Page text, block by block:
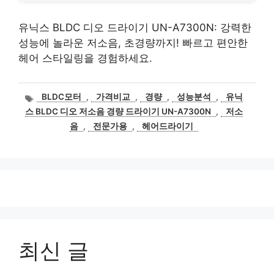
유닉스 BLDC 디오 드라이기 UN-A7300N: 강력한
성능에 놀라운 저소음, 초경량까지! 빠르고 편안한
헤어 스타일링을 경험하세요.
태
그
BLDC모터 , 가격비교 , 경량 , 성능분석 ,
유닉
스 BLDC 디오 저소음 경량 드라이기 UN-A7300N
,
저소
음 , 전문가용 , 헤어드라이기
최신 글